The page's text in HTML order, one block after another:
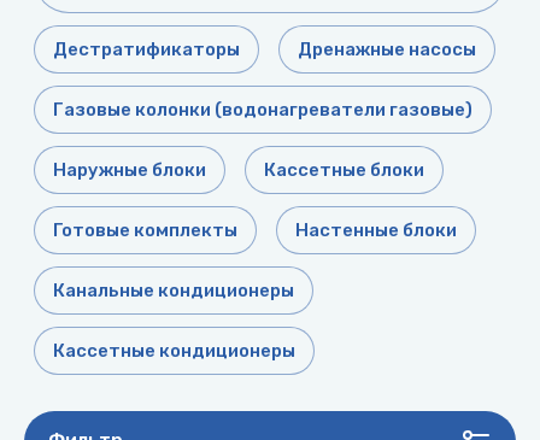
Дестратификаторы Дренажные насосы
Газовые колонки (водонагреватели газовые)
Наружные блоки Кассетные блоки
Готовые комплекты Настенные блоки
Канальные кондиционеры
Кассетные кондиционеры